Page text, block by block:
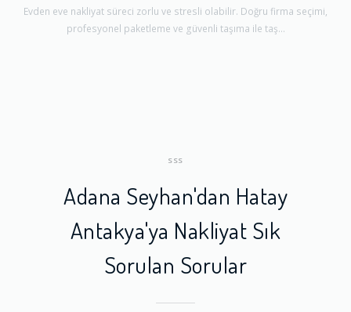
Evden eve nakliyat süreci zorlu ve stresli olabilir. Doğru firma seçimi,
profesyonel paketleme ve güvenli taşıma ile taş...
SSS
Adana Seyhan'dan Hatay
Antakya'ya Nakliyat Sık
Sorulan Sorular